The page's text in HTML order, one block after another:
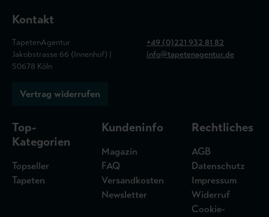
Kontakt
TapetenAgentur
Jakobstrasse 66 (Innenhof) |
50678 Köln
+49 (0)221 932 81 82
info@tapetenagentur.de
Vertrag widerrufen
Top-
Kategorien
Topseller
Tapeten
Kundeninfo
Magazin
FAQ
Versandkosten
Newsletter
Rechtliches
AGB
Datenschutz
Impressum
Widerruf
Cookie-